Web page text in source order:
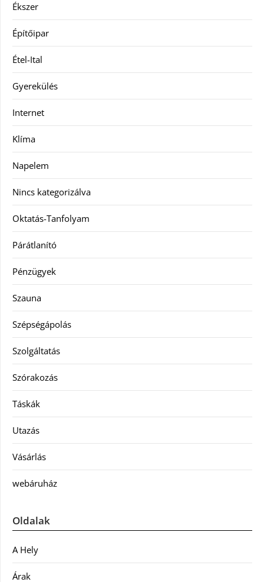
Ékszer
Építőipar
Étel-Ital
Gyerekülés
Internet
Klíma
Napelem
Nincs kategorizálva
Oktatás-Tanfolyam
Párátlanító
Pénzügyek
Szauna
Szépségápolás
Szolgáltatás
Szórakozás
Táskák
Utazás
Vásárlás
webáruház
Oldalak
A Hely
Árak